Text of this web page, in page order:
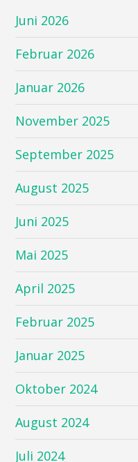
Juni 2026
Februar 2026
Januar 2026
November 2025
September 2025
August 2025
Juni 2025
Mai 2025
April 2025
Februar 2025
Januar 2025
Oktober 2024
August 2024
Juli 2024